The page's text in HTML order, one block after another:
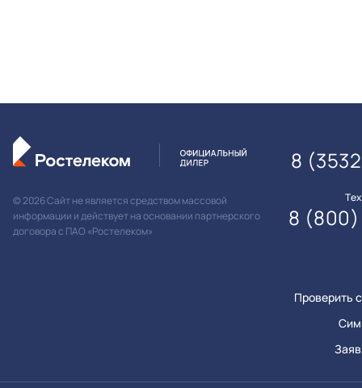
© 2026 Сайт не является средством массовой
информации и действует на основании партнерского
договора с ПАО «Ростелеком»
Проверить
8
8